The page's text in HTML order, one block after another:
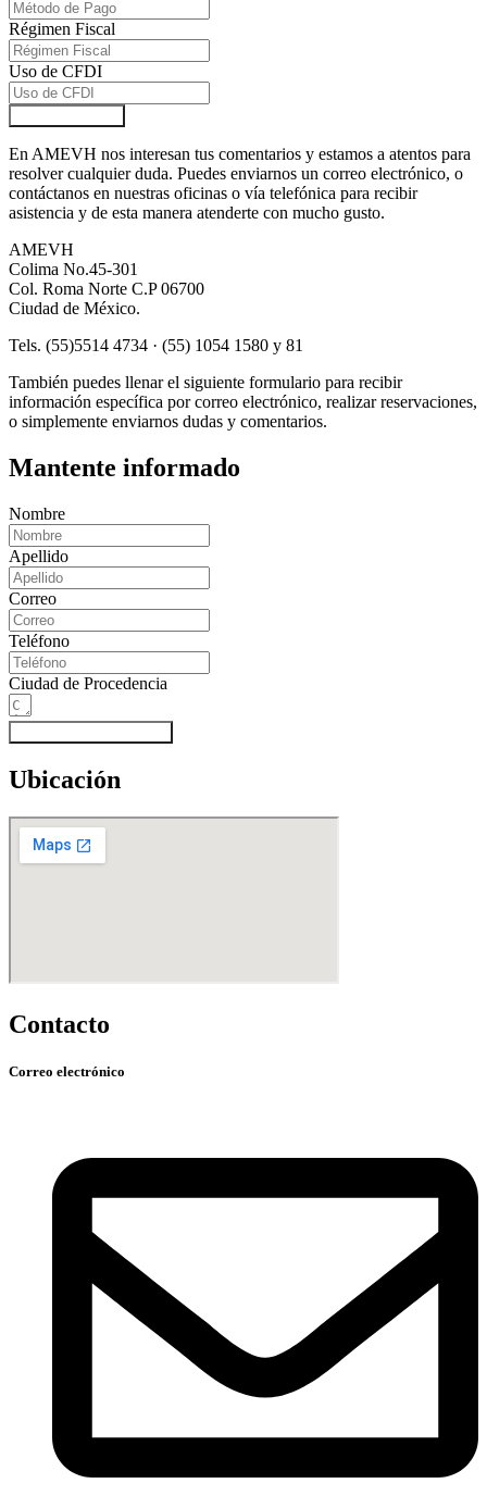
Régimen Fiscal
Uso de CFDI
En AMEVH nos interesan tus comentarios y estamos a atentos para
resolver cualquier duda. Puedes enviarnos un correo electrónico, o
contáctanos en nuestras oficinas o vía telefónica para recibir
asistencia y de esta manera atenderte con mucho gusto.
AMEVH
Colima No.45-301
Col. Roma Norte C.P 06700
Ciudad de México.
Tels. (55)5514 4734 · (55) 1054 1580 y 81
También puedes llenar el siguiente formulario para recibir
información específica por correo electrónico, realizar reservaciones,
o simplemente enviarnos dudas y comentarios.
Mantente informado
Nombre
Apellido
Correo
Teléfono
Ciudad de Procedencia
Ubicación
Contacto
Correo electrónico